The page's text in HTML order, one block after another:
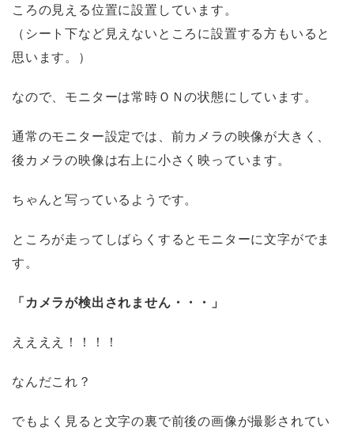
ころの見える位置に設置しています。
（シート下など見えないところに設置する方もいると
思います。）
なので、モニターは常時ＯＮの状態にしています。
通常のモニター設定では、前カメラの映像が大きく、
後カメラの映像は右上に小さく映っています。
ちゃんと写っているようです。
ところが走ってしばらくするとモニターに文字がでま
す。
「カメラが検出されません・・・」
ええええ！！！！
なんだこれ？
でもよく見ると文字の裏で前後の画像が撮影されてい